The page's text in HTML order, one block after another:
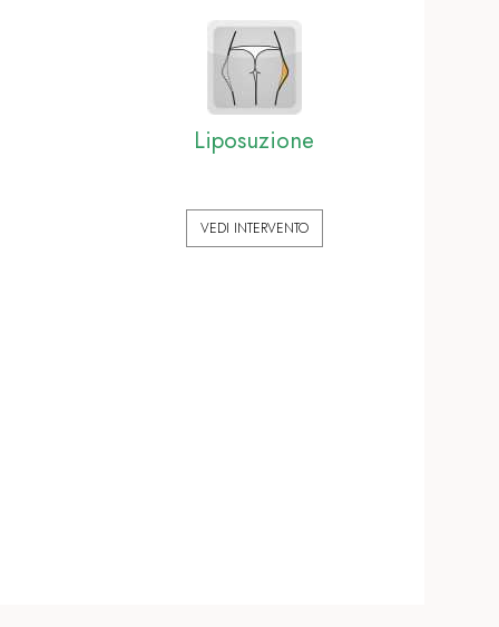
Liposuzione
VEDI INTERVENTO